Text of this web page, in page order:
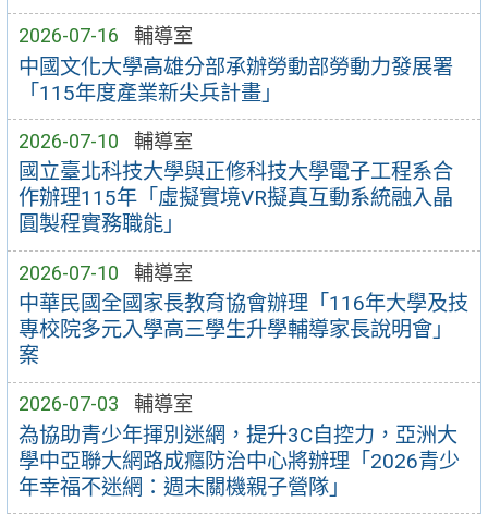
2026-07-16 輔導室
中國文化大學高雄分部承辦勞動部勞動力發展署
「115年度產業新尖兵計畫」
2026-07-10 輔導室
國立臺北科技大學與正修科技大學電子工程系合
作辦理115年「虛擬實境VR擬真互動系統融入晶
圓製程實務職能」
2026-07-10 輔導室
中華民國全國家長教育協會辦理「116年大學及技
專校院多元入學高三學生升學輔導家長說明會」
案
2026-07-03 輔導室
為協助青少年揮別迷網，提升3C自控力，亞洲大
學中亞聯大網路成癮防治中心將辦理「2026青少
年幸福不迷網：週末關機親子營隊」